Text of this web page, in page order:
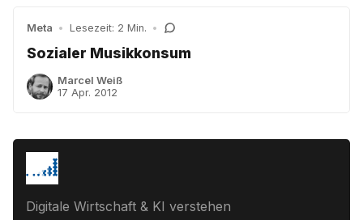
Meta • Lesezeit: 2 Min. •
Sozialer Musikkonsum
Marcel Weiß
17 Apr. 2012
Digitale Wirtschaft & KI verstehen